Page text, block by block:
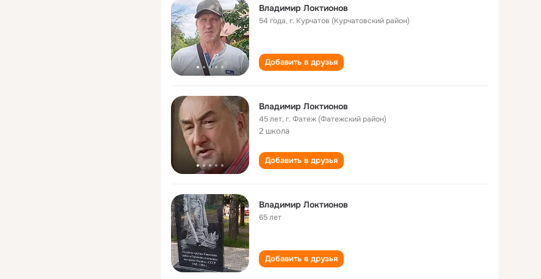
Владимир Локтионов
54 года,г. Курчатов (Курчатовский район)
Добавить в друзья
Владимир Локтионов
45 лет,г. Фатеж (Фатежский район)
2 школа
Добавить в друзья
Владимир Локтионов
65 лет
Добавить в друзья